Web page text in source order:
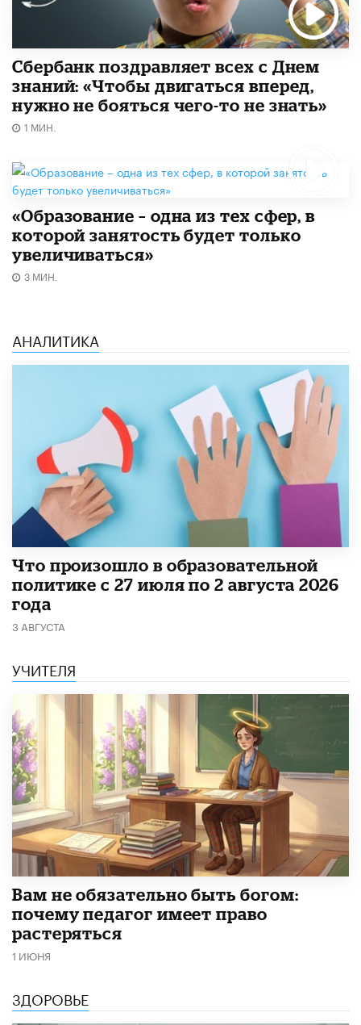
Сбербанк поздравляет всех с Днем
знаний: «Чтобы двигаться вперед,
нужно не бояться чего-то не знать»
1 МИН.
«Образование – одна из тех сфер, в
которой занятость будет только
увеличиваться»
3 МИН.
АНАЛИТИКА
​Что произошло в образовательной
политике с 27 июля по 2 августа 2026
года
3 АВГУСТА
УЧИТЕЛЯ
​Вам не обязательно быть богом:
почему педагог имеет право
растеряться
1 ИЮНЯ
ЗДОРОВЬЕ